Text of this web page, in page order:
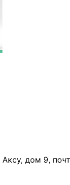
Аксу, дом 9,